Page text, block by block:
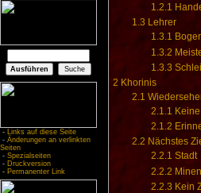
- Links auf diese Seite
- Änderungen an verlinkten
Seiten
- Spezialseiten
- Druckversion
- Permanenter Link
1.2.1
1.3 Lehrer
1.3.1
1.3.2
1.3.3
2 Khorinis
2.1
2.1.1
2.1.2
2.2 Nächstes
2.2.1 Stadt
2.2.2
2.2.3 Kein